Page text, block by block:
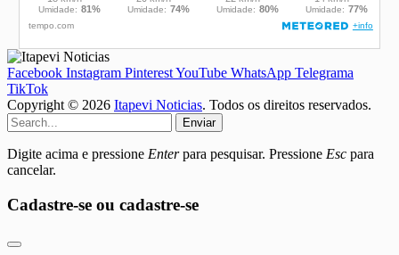
Facebook Instagram PinterestYouTube WhatsApp Telegrama
TikTok
Copyright © 2026 Itapevi Noticias. Todos os direitos reservados.
Enviar
Digite acima e pressione Enterpara pesquisar. Pressione Esc para
cancelar.
Cadastre-se ou cadastre-se